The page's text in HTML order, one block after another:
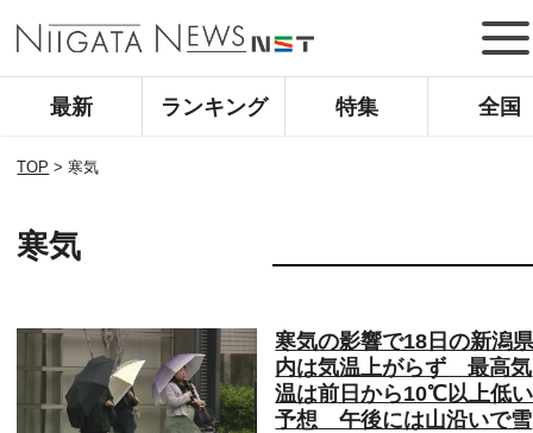
最新 ランキング 特集 全国
TOP >寒気
寒気
寒気の影響で18日の新潟
内は気温上がらず 最高気
温は前日から10℃以上低い
予想 午後には山沿いで雪